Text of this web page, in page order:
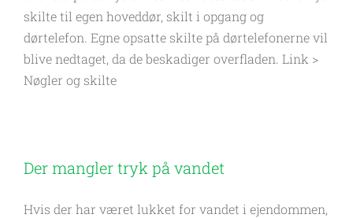
skilte til egen hoveddør, skilt i opgang og
dørtelefon. Egne opsatte skilte på dørtelefonerne vil
blive nedtaget, da de beskadiger overfladen. Link >
Nøgler og skilte
Der mangler tryk på vandet
Hvis der har været lukket for vandet i ejendommen,